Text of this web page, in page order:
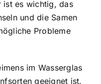
ist es wichtig, das
und die Samen
Probleme
im Wasserglas
geeignet ist.